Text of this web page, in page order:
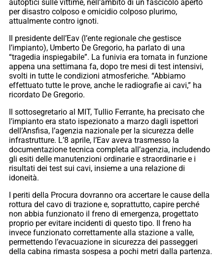
autoptici sulle vittime, nell’ambito di un fascicolo aperto
per disastro colposo e omicidio colposo plurimo,
attualmente contro ignoti.
Il presidente dell’Eav (l’ente regionale che gestisce
l’impianto), Umberto De Gregorio, ha parlato di una
“tragedia inspiegabile”. La funivia era tornata in funzione
appena una settimana fa, dopo tre mesi di test intensivi,
svolti in tutte le condizioni atmosferiche. “Abbiamo
effettuato tutte le prove, anche le radiografie ai cavi,” ha
ricordato De Gregorio.
Il sottosegretario al MIT, Tullio Ferrante, ha precisato che
l’impianto era stato ispezionato a marzo dagli ispettori
dell’Ansfisa, l’agenzia nazionale per la sicurezza delle
infrastrutture. L’8 aprile, l’Eav aveva trasmesso la
documentazione tecnica completa all’agenzia, includendo
gli esiti delle manutenzioni ordinarie e straordinarie e i
risultati dei test sui cavi, insieme a una relazione di
idoneità.
I periti della Procura dovranno ora accertare le cause della
rottura del cavo di trazione e, soprattutto, capire perché
non abbia funzionato il freno di emergenza, progettato
proprio per evitare incidenti di questo tipo. Il freno ha
invece funzionato correttamente alla stazione a valle,
permettendo l’evacuazione in sicurezza dei passeggeri
della cabina rimasta sospesa a pochi metri dalla partenza.